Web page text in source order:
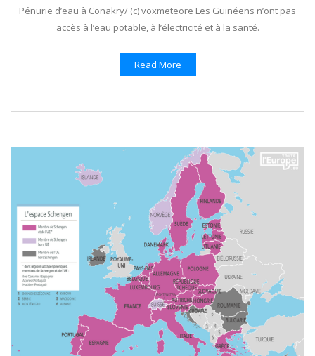
Pénurie d’eau à Conakry/ (c) voxmeteore Les Guinéens n’ont pas
accès à l’eau potable, à l’électricité et à la santé.
Read More